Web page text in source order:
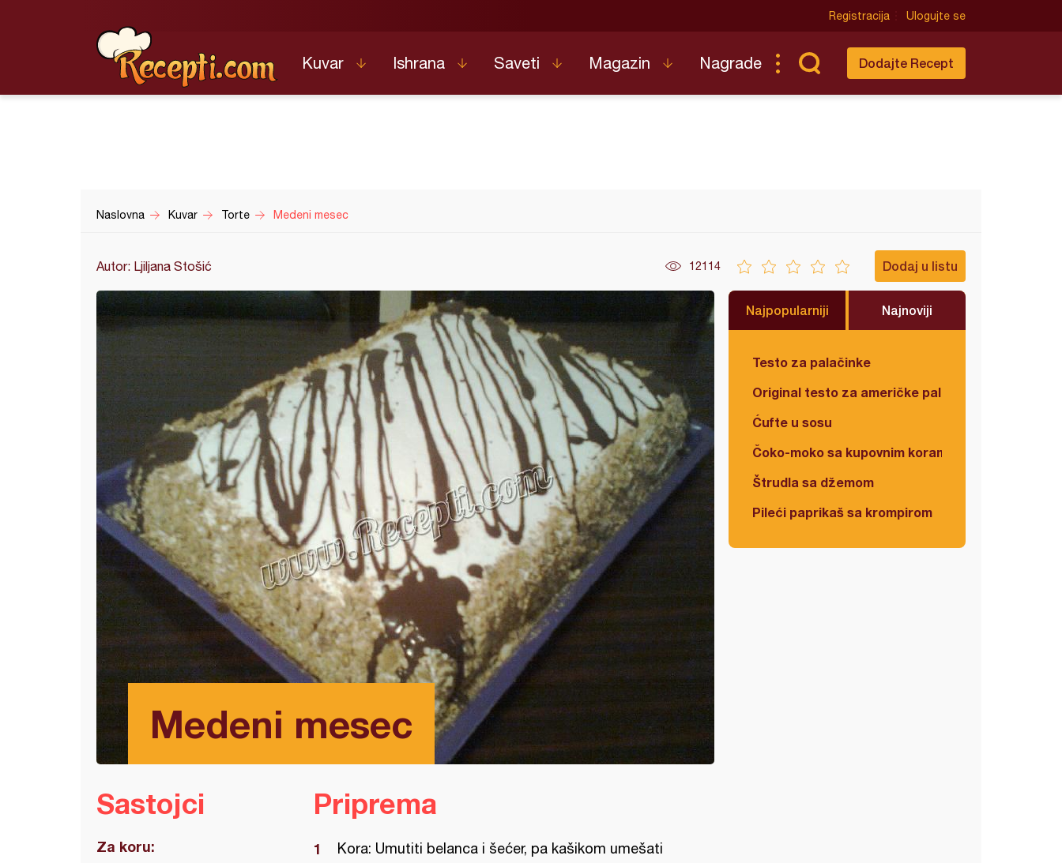
Registracija Ulogujte se
Kuvar Ishrana Saveti Magazin Nagrade Dodajte Recept
Naslovna Kuvar Torte Medeni mesec
Autor: Ljiljana Stošić 12114 Dodaj u listu
Medeni mesec
Najpopularniji Najnoviji
Testo za palačinke
Original testo za američke palačinke
Ćufte u sosu
Čoko-moko sa kupovnim korama
Štrudla sa džemom
Pileći paprikaš sa krompirom
Sastojci
Za koru:
Priprema
Kora: Umutiti belanca i šećer, pa kašikom umešati